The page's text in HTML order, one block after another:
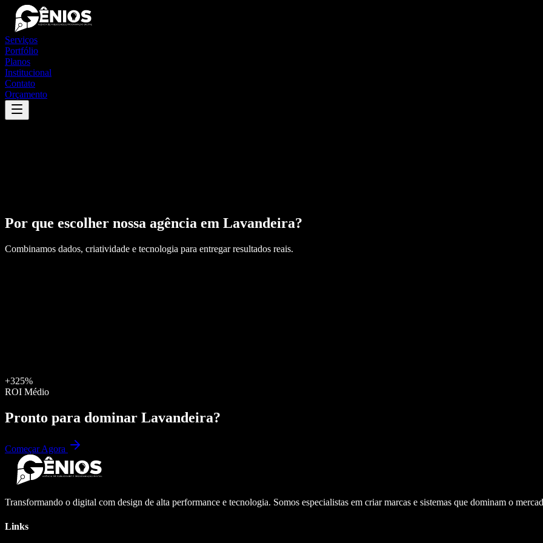
Serviços
Portfólio
Planos
Institucional
Contato
Orçamento
Por que escolher nossa agência em Lavandeira?
Combinamos dados, criatividade e tecnologia para entregar resultados reais.
+325%
ROI Médio
Pronto para dominar Lavandeira?
Começar Agora
Transformando o digital com design de alta performance e tecnologia. Somos especialistas em criar marcas e sistemas que dominam o
Links